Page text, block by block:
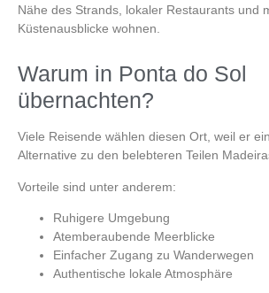
Nähe des Strands, lokaler Restaurants und
Küstenausblicke wohnen.
Warum in Ponta do Sol
übernachten?
Viele Reisende wählen diesen Ort, weil er
Alternative zu den belebteren Teilen
Vorteile sind unter anderem:
Ruhigere Umgebung
Atemberaubende Meerblicke
Einfacher Zugang zu Wanderwegen
Authentische lokale Atmosphäre